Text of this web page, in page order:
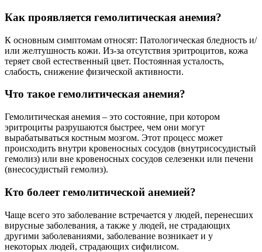
Как проявляется гемолитическая анемия?
К основным симптомам относят: Патологическая бледность и/
или желтушность кожи. Из-за отсутствия эритроцитов, кожа
теряет свой естественный цвет. Постоянная усталость,
слабость, снижение физической активности.
Что такое гемолитическая анемия?
Гемолитическая анемия – это состояние, при котором
эритроциты разрушаются быстрее, чем они могут
вырабатываться костным мозгом. Этот процесс может
происходить внутри кровеносных сосудов (внутрисосудистый
гемолиз) или вне кровеносных сосудов селезенки или печени
(внесосудистый гемолиз).
Кто болеет гемолитической анемией?
Чаще всего это заболевание встречается у людей, перенесших
вирусные заболевания, а также у людей, не страдающих
другими заболеваниями, заболевание возникает и у
некоторых людей, страдающих сифилисом.